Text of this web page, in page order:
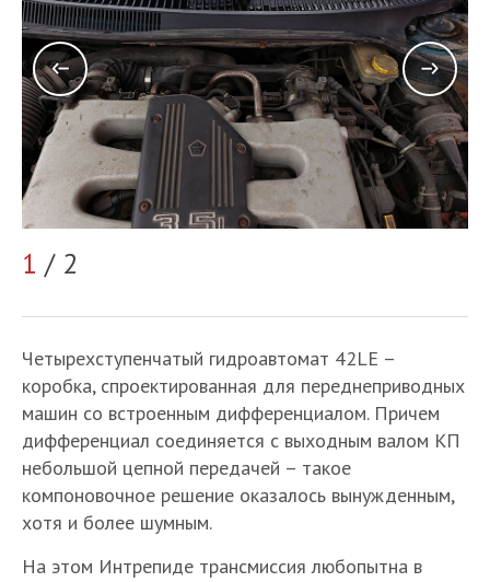
1 / 2
Четырехступенчатый гидроавтомат 42LE –
коробка, спроектированная для переднеприводных
машин со встроенным дифференциалом. Причем
дифференциал соединяется с выходным валом КП
небольшой цепной передачей – такое
компоновочное решение оказалось вынужденным,
хотя и более шумным.
На этом Интрепиде трансмиссия любопытна в